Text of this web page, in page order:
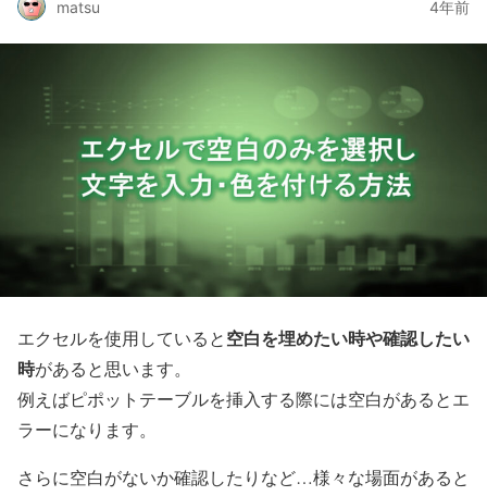
matsu 4年前
エクセルを使用していると空白を埋めたい時や確認したい
時があると思います。
例えばピポットテーブルを挿入する際には空白があるとエ
ラーになります。
さらに空白がないか確認したりなど…様々な場面があると